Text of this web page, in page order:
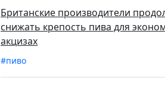
Британские производители
снижать крепость пива для
акцизах
#пиво